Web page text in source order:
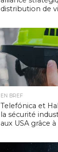
distribution de
EN BREF
Telefónica et
la sécurité
aux USA grâce à